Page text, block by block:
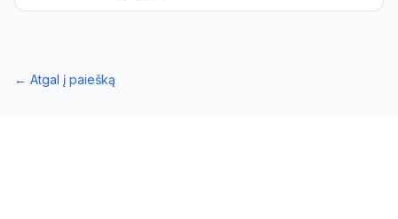
← Atgal į paiešką